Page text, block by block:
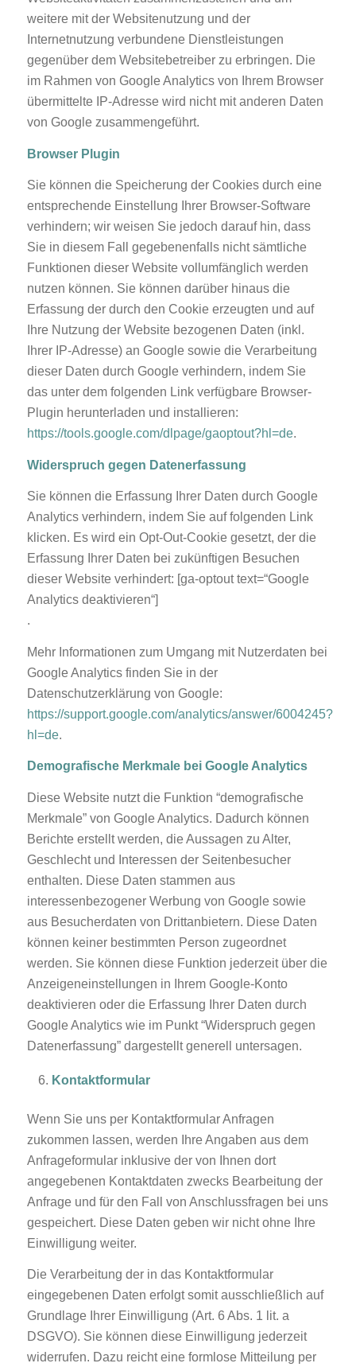
weitere mit der Websitenutzung und der
Internetnutzung verbundene Dienstleistungen
gegenüber dem Websitebetreiber zu erbringen. Die
im Rahmen von Google Analytics von Ihrem Browser
übermittelte IP-Adresse wird nicht mit anderen Daten
von Google zusammengeführt.
Browser Plugin
Sie können die Speicherung der Cookies durch eine
entsprechende Einstellung Ihrer Browser-Software
verhindern; wir weisen Sie jedoch darauf hin, dass
Sie in diesem Fall gegebenenfalls nicht sämtliche
Funktionen dieser Website vollumfänglich werden
nutzen können. Sie können darüber hinaus die
Erfassung der durch den Cookie erzeugten und auf
Ihre Nutzung der Website bezogenen Daten (inkl.
Ihrer IP-Adresse) an Google sowie die Verarbeitung
dieser Daten durch Google verhindern, indem Sie
das unter dem folgenden Link verfügbare Browser-
Plugin herunterladen und installieren:
https://tools.google.com/dlpage/gaoptout?hl=de.
Widerspruch gegen Datenerfassung
Sie können die Erfassung Ihrer Daten durch Google
Analytics verhindern, indem Sie auf folgenden Link
klicken. Es wird ein Opt-Out-Cookie gesetzt, der die
Erfassung Ihrer Daten bei zukünftigen Besuchen
dieser Website verhindert: [ga-optout text=“Google
Analytics deaktivieren“]
.
Mehr Informationen zum Umgang mit Nutzerdaten bei
Google Analytics finden Sie in der
Datenschutzerklärung von Google:
https://support.google.com/analytics/answer/6004245?
hl=de.
Demografische Merkmale bei Google Analytics
Diese Website nutzt die Funktion “demografische
Merkmale” von Google Analytics. Dadurch können
Berichte erstellt werden, die Aussagen zu Alter,
Geschlecht und Interessen der Seitenbesucher
enthalten. Diese Daten stammen aus
interessenbezogener Werbung von Google sowie
aus Besucherdaten von Drittanbietern. Diese Daten
können keiner bestimmten Person zugeordnet
werden. Sie können diese Funktion jederzeit über die
Anzeigeneinstellungen in Ihrem Google-Konto
deaktivieren oder die Erfassung Ihrer Daten durch
Google Analytics wie im Punkt “Widerspruch gegen
Datenerfassung” dargestellt generell untersagen.
Kontaktformular
Wenn Sie uns per Kontaktformular Anfragen
zukommen lassen, werden Ihre Angaben aus dem
Anfrageformular inklusive der von Ihnen dort
angegebenen Kontaktdaten zwecks Bearbeitung der
Anfrage und für den Fall von Anschlussfragen bei uns
gespeichert. Diese Daten geben wir nicht ohne Ihre
Einwilligung weiter.
Die Verarbeitung der in das Kontaktformular
eingegebenen Daten erfolgt somit ausschließlich auf
Grundlage Ihrer Einwilligung (Art. 6 Abs. 1 lit. a
DSGVO). Sie können diese Einwilligung jederzeit
widerrufen. Dazu reicht eine formlose Mitteilung per